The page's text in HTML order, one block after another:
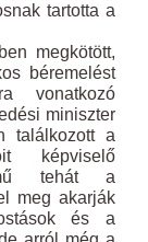
tartotta a
megkötött,
béremelést
vonatkozó
miniszter
találkozott a
képviselő
tehát a
meg akarják
és a